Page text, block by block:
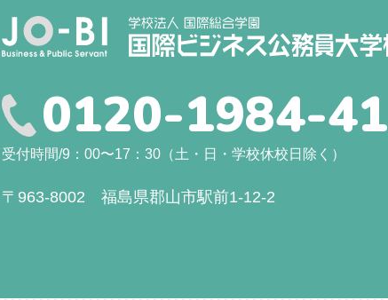
0120-1984-41
受付時間/9：00〜17：30（土・日・学校休校日除く）
〒963-8002 福島県郡山市駅前1-12-2